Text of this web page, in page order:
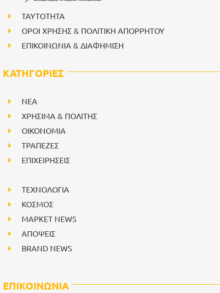
ΤΑΥΤΟΤΗΤΑ
ΟΡΟΙ ΧΡΗΣΗΣ & ΠΟΛΙΤΙΚΗ ΑΠΟΡΡΗΤΟΥ
ΕΠΙΚΟΙΝΩΝΙΑ & ΔΙΑΦΗΜΙΣΗ
ΚΑΤΗΓΟΡΙΕΣ
NEA
ΧΡΗΣΙΜΑ & ΠΟΛΙΤΗΣ
ΟΙΚΟΝΟΜΙΑ
ΤΡΑΠΕΖΕΣ
ΕΠΙΧΕΙΡΗΣΕΙΣ
ΤΕΧΝΟΛΟΓΙΑ
ΚΟΣΜΟΣ
ΜΑΡΚΕΤ NEWS
ΑΠΟΨΕΙΣ
BRAND NEWS
ΕΠΙΚΟΙΝΩΝΙΑ